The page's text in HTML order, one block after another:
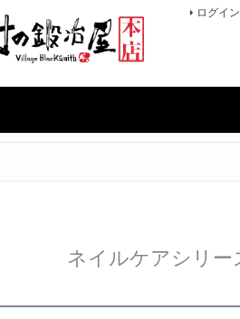
ログイン
ネイルケアシリー